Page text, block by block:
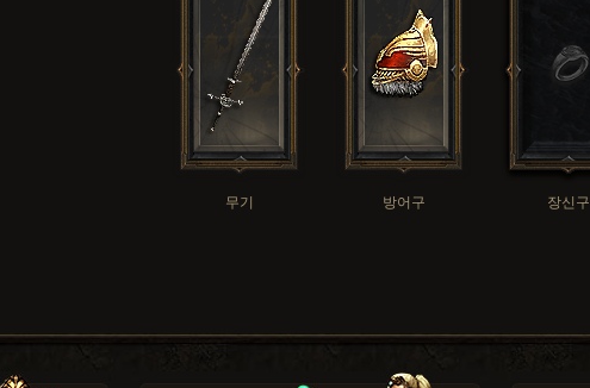
무기 방어구 장신구